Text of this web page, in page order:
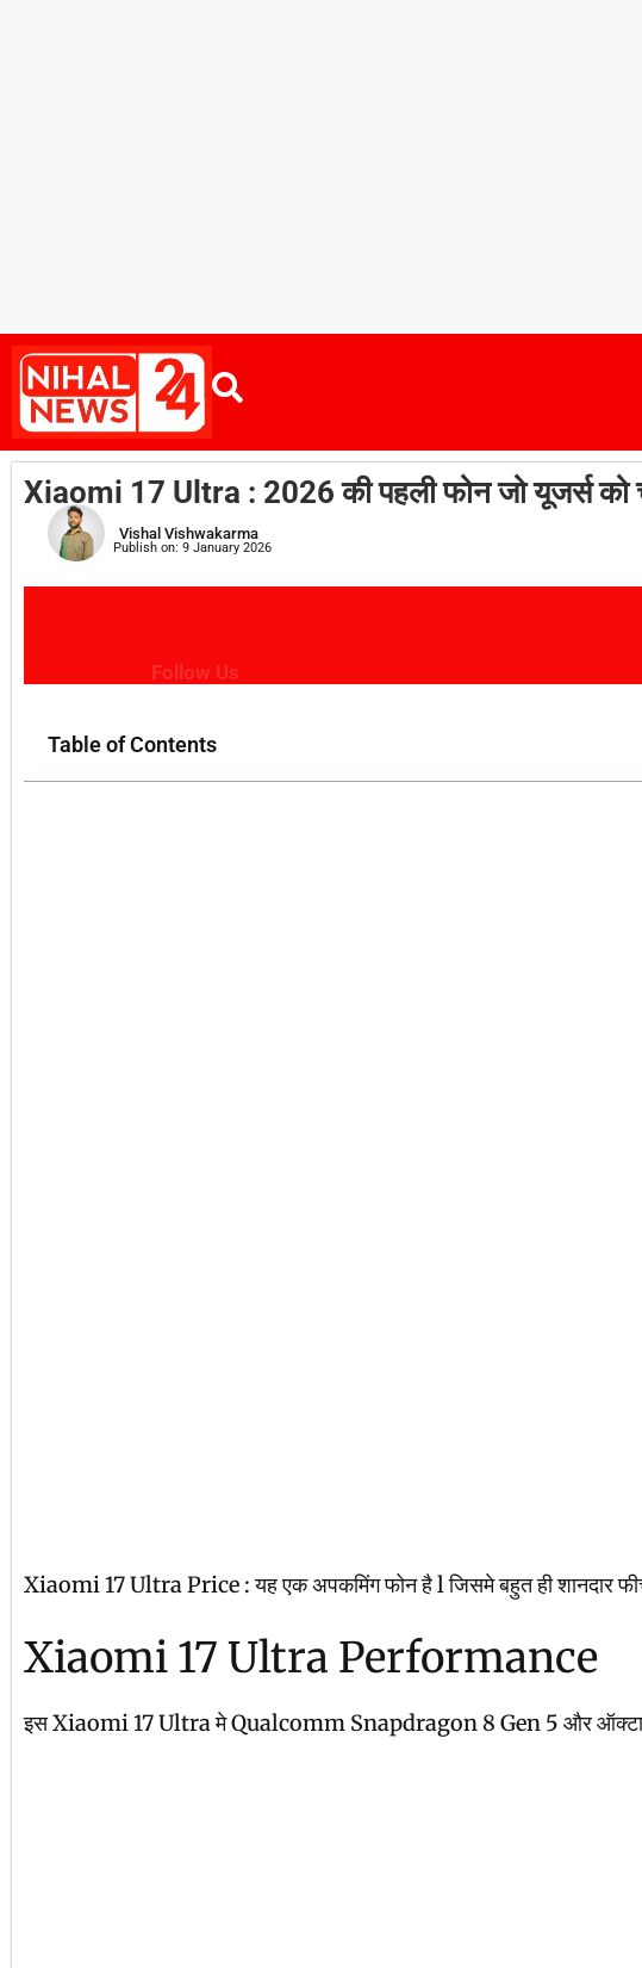
Xiaomi 17 Ultra : 2026 की पहली फोन जो यूजर्स को
Vishal Vishwakarma
Publish on: 9 January 2026
Follow Us
Table of Contents
Xiaomi 17 Ultra Price : यह एक अपकमिंग फोन है l जिसमे बहुत ही शानदार
Xiaomi 17 Ultra Performance
इस Xiaomi 17 Ultra मे Qualcomm Snapdragon 8 Gen 5 और ऑक्टा कोर